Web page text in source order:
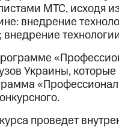
МТС, исходя
внедрение
Украины,
проведет